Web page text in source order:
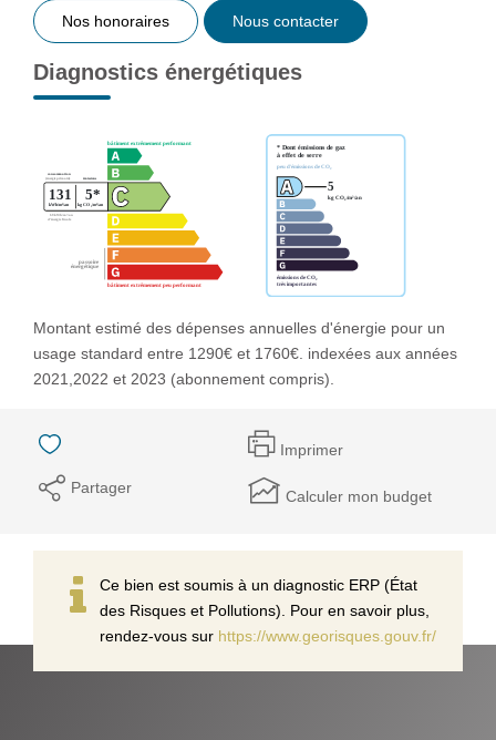
Nos honoraires Nous contacter
Diagnostics énergétiques
Montant estimé des dépenses annuelles d'énergie pour un
usage standard entre 1290€ et 1760€. indexées aux années
2021,2022 et 2023 (abonnement compris).
Imprimer
Partager Calculer mon budget
Ce bien est soumis à un diagnostic ERP (État
des Risques et Pollutions). Pour en savoir plus,
rendez-vous sur https://www.georisques.gouv.fr/